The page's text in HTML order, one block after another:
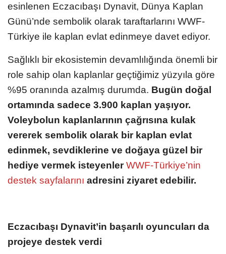
esinlenen Eczacıbaşı Dynavit, Dünya Kaplan
Günü’nde sembolik olarak taraftarlarını WWF-
Türkiye ile kaplan evlat edinmeye davet ediyor.
Sağlıklı bir ekosistemin devamlılığında önemli bir
role sahip olan kaplanlar geçtiğimiz yüzyıla göre
%95 oranında azalmış durumda. Bugün doğal
ortamında sadece 3.900 kaplan yaşıyor.
Voleybolun kaplanlarının çağrısına kulak
vererek sembolik olarak bir kaplan evlat
edinmek, sevdiklerine ve doğaya güzel bir
hediye vermek isteyenlerWWF-Türkiye’nin
destek sayfalarını adresini ziyaret edebilir.
Eczacıbaşı Dynavit’in başarılı oyuncuları da
projeye destek verdi